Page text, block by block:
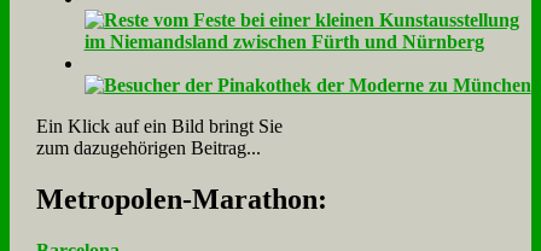
Ein Klick auf ein Bild bringt Sie
zum dazugehörigen Beitrag...
Me­tro­po­len-Ma­ra­thon: